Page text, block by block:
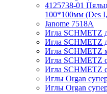
4125738-01
100*100мм (Des
Janome 7518A
Игла SCHMETZ
Игла SCHMETZ
Игла SCHMETZ
Игла SCHMETZ
Игла SCHMETZ
Иглы Organ
Иглы Organ